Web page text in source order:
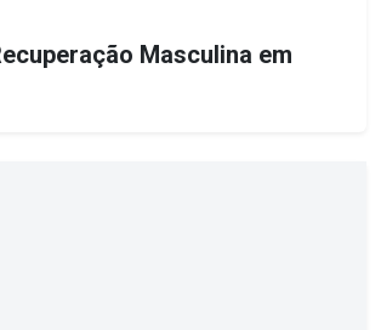
Masculina em